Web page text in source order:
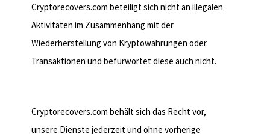
Cryptorecovers.com beteiligt sich nicht an illegalen
Aktivitäten im Zusammenhang mit der
Wiederherstellung von Kryptowährungen oder
Transaktionen und befürwortet diese auch nicht.
Cryptorecovers.com behält sich das Recht vor,
unsere Dienste jederzeit und ohne vorherige